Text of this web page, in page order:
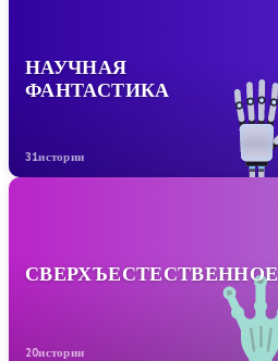
НАУЧНАЯ
ФАНТАСТИКА
31истории
СВЕРХЪЕСТЕСТВЕННОЕ
20истории